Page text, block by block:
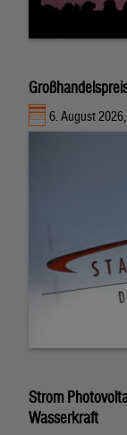
6. August
Strom
Wasserkraft